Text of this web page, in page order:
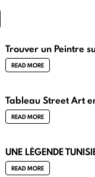
Trouver un Peintre
READ MORE
Tableau Street Art
READ MORE
UNE LÉGENDE
READ MORE